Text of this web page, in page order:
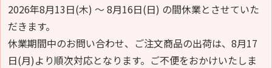
2026年8月13日(木) ～ 8月16日(日) の間休業とさせていた
だきます。
休業期間中のお問い合わせ、ご注文商品の出荷は、8月17
日(月)より順次対応となります。ご不便をおかけいたしま